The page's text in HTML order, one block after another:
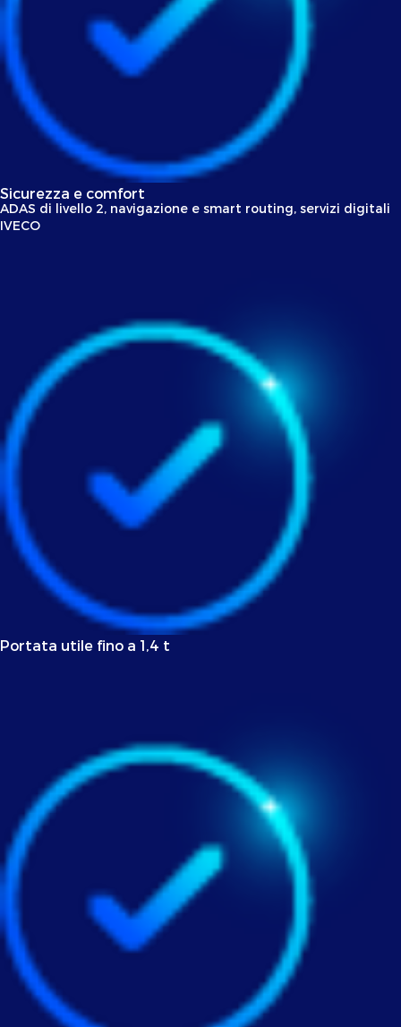
Sicurezza e comfort
ADAS di livello 2, navigazione e smart routing, servizi digitali
IVECO
Portata utile fino a 1,4 t